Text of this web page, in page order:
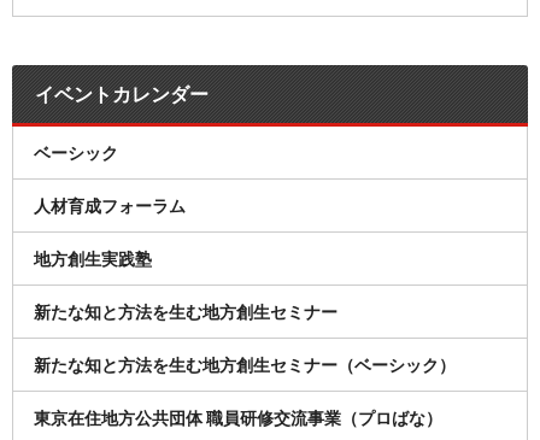
イベントカレンダー
ベーシック
人材育成フォーラム
地方創生実践塾
新たな知と方法を生む地方創生セミナー
新たな知と方法を生む地方創生セミナー（ベーシック）
東京在住地方公共団体 職員研修交流事業（プロばな）